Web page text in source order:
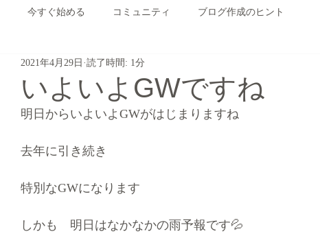
今すぐ始める コミュニティ ブログ作成のヒント
いよいよGWですね
2021年4月29日 読了時間: 1分
明日からいよいよGWがはじまりますね
去年に引き続き
特別なGWになります
しかも　明日はなかなかの雨予報です💦